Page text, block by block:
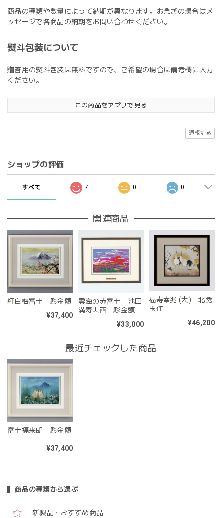
商品の種類から選ぶ
新製品・おすすめ商品
商品の種類や数量によって納期が異なります。お急ぎの場合はメ
ッセージで各商品の納期をお問い合わせください。
熨斗包装について
贈答用の熨斗包装は無料ですので、ご希望の場合は備考欄に入力
ください。
この商品をアプリで見る
通報する
ショップの評価
すべて 7 0 0
関連商品
紅白梅富士 彫金額
¥37,400
雲海の赤富士 池田
満寿夫画 彫金額
¥33,000
福寿幸兆 (大) 北秀
玉作
¥46,200
最近チェックした商品
富士福来朗 彫金額
¥37,400